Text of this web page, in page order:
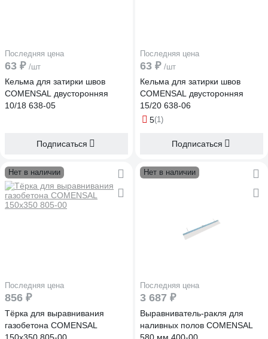
Последняя цена
63 ₽ /шт
Кельма для затирки швов
COMENSAL двусторонняя
10/18 638-05
Подписаться
Последняя цена
63 ₽ /шт
Кельма для затирки швов
COMENSAL двусторонняя
15/20 638-06
5(1)
Подписаться
Нет в наличии
Последняя цена
856 ₽
Тёрка для выравнивания
газобетона COMENSAL
Нет в наличии
Последняя цена
3 687 ₽
Выравниватель-ракля для
наливных полов COMENSAL